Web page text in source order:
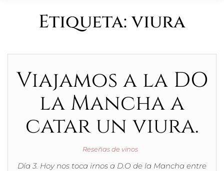
Etiqueta:viura
Viajamos a la DO
la Mancha a
catar un viura.
Reseñas de vinos
Día 3. Hoy nos toca irnos a D.O de la Mancha entre